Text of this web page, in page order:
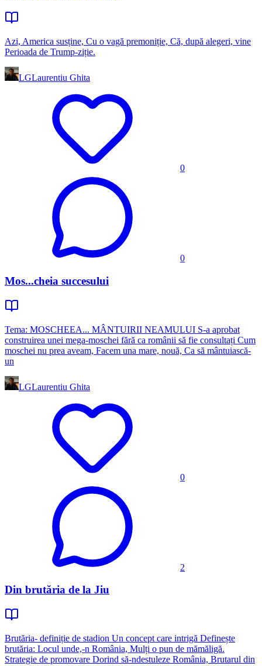
Azi, America susține, Cu o vagă premoniție, Că, după alegeri, vine
Perioada de Trump-ziție.
LGLaurentiu Ghita
0
0
Mos...cheia succesului
Tema: MOSCHEEA... MÂNTUIRII NEAMULUI S-a aprobat
construirea unei mega-moschei fără ca românii să fie consultați Cum
moschei nu prea aveam, Facem una mare, nouă, Ca să mântuiască-
un
LGLaurentiu Ghita
0
2
Din brutăria de la Jiu
Brutăria- definiție de stadion Un concept care intrigă Definește
brutăria: Locul unde,-n România, Mulți o pun de mămăligă.
Strategie de promovare Dorind să-ndestuleze România, Brutarul din